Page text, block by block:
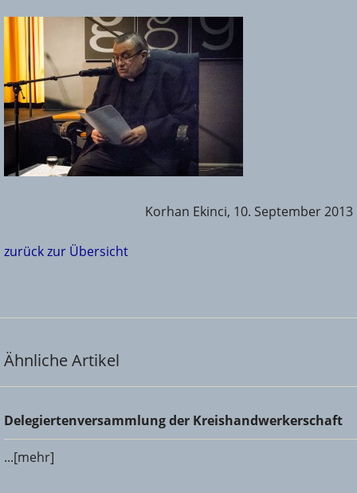
Korhan Ekinci, 10. September 2013
zurück zur Übersicht
Ähnliche Artikel
Delegiertenversammlung der Kreishandwerkerschaft
Delegiertenversammlung der Kreishandwerkerschaft
...[mehr]